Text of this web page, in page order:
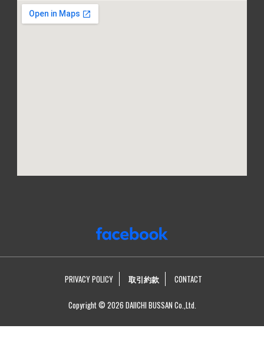
PRIVACY POLICY 取引約款 CONTACT
Copyright © 2026 DAIICHI BUSSAN Co.,Ltd.